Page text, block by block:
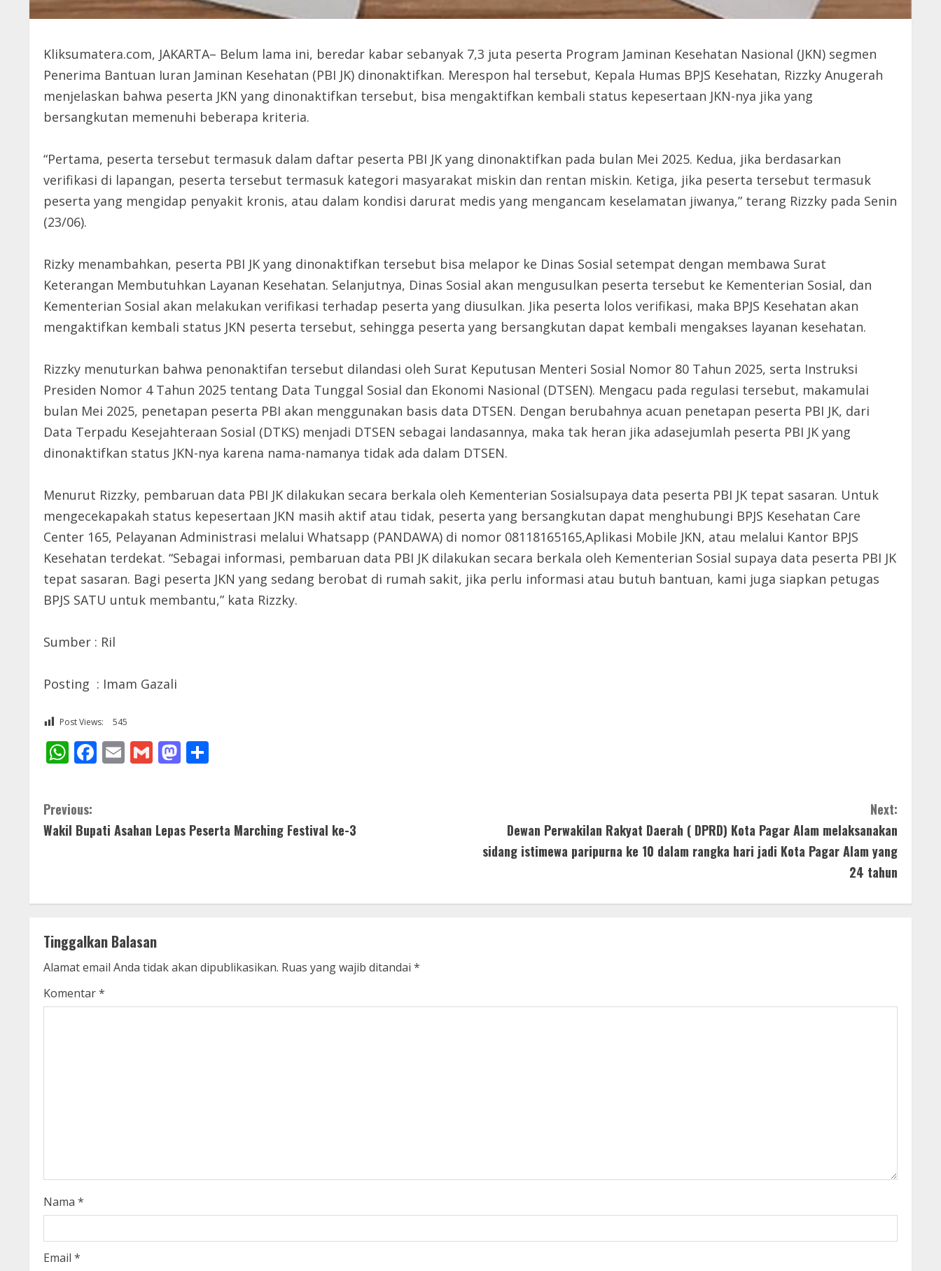
Kliksumatera.com, JAKARTA– Belum lama ini, beredar kabar sebanyak 7,3 juta peserta Program Jaminan Kesehatan Nasional (JKN) segmen
Penerima Bantuan Iuran Jaminan Kesehatan (PBI JK) dinonaktifkan. Merespon hal tersebut, Kepala Humas BPJS Kesehatan, Rizzky Anugerah
menjelaskan bahwa peserta JKN yang dinonaktifkan tersebut, bisa mengaktifkan kembali status kepesertaan JKN-nya jika yang
bersangkutan memenuhi beberapa kriteria.
“Pertama, peserta tersebut termasuk dalam daftar peserta PBI JK yang dinonaktifkan pada bulan Mei 2025. Kedua, jika berdasarkan
verifikasi di lapangan, peserta tersebut termasuk kategori masyarakat miskin dan rentan miskin. Ketiga, jika peserta tersebut termasuk
peserta yang mengidap penyakit kronis, atau dalam kondisi darurat medis yang mengancam keselamatan jiwanya,” terang Rizzky pada Senin
(23/06).
Rizky menambahkan, peserta PBI JK yang dinonaktifkan tersebut bisa melapor ke Dinas Sosial setempat dengan membawa Surat
Keterangan Membutuhkan Layanan Kesehatan. Selanjutnya, Dinas Sosial akan mengusulkan peserta tersebut ke Kementerian Sosial, dan
Kementerian Sosial akan melakukan verifikasi terhadap peserta yang diusulkan. Jika peserta lolos verifikasi, maka BPJS Kesehatan akan
mengaktifkan kembali status JKN peserta tersebut, sehingga peserta yang bersangkutan dapat kembali mengakses layanan kesehatan.
Rizzky menuturkan bahwa penonaktifan tersebut dilandasi oleh Surat Keputusan Menteri Sosial Nomor 80 Tahun 2025, serta Instruksi
Presiden Nomor 4 Tahun 2025 tentang Data Tunggal Sosial dan Ekonomi Nasional (DTSEN). Mengacu pada regulasi tersebut, makamulai
bulan Mei 2025, penetapan peserta PBI akan menggunakan basis data DTSEN. Dengan berubahnya acuan penetapan peserta PBI JK, dari
Data Terpadu Kesejahteraan Sosial (DTKS) menjadi DTSEN sebagai landasannya, maka tak heran jika adasejumlah peserta PBI JK yang
dinonaktifkan status JKN-nya karena nama-namanya tidak ada dalam DTSEN.
Menurut Rizzky, pembaruan data PBI JK dilakukan secara berkala oleh Kementerian Sosialsupaya data peserta PBI JK tepat sasaran. Untuk
mengecekapakah status kepesertaan JKN masih aktif atau tidak, peserta yang bersangkutan dapat menghubungi BPJS Kesehatan Care
Center 165, Pelayanan Administrasi melalui Whatsapp (PANDAWA) di nomor 08118165165,Aplikasi Mobile JKN, atau melalui Kantor BPJS
Kesehatan terdekat. “Sebagai informasi, pembaruan data PBI JK dilakukan secara berkala oleh Kementerian Sosial supaya data peserta PBI JK
tepat sasaran. Bagi peserta JKN yang sedang berobat di rumah sakit, jika perlu informasi atau butuh bantuan, kami juga siapkan petugas
BPJS SATU untuk membantu,” kata Rizzky.
Sumber : Ril
Posting : Imam Gazali
Post Views: 545
WhatsApp
Facebook
EmailGmailMastodon
C
o
t
i
n
u
e
n
g
Previous:
Wakil Bupati Asahan Lepas Peserta Marching Festival ke-3
Next:
Dewan Perwakilan Rakyat Daerah ( DPRD) Kota Pagar Alam melaksanakan
sidang istimewa paripurna ke 10 dalam rangka hari jadi Kota Pagar Alam yang
24 tahun
Tinggalkan Balasan
Alamat email Anda tidak akan dipublikasikan. Ruas yang wajib ditandai *
Komentar*
Nama *
Email *